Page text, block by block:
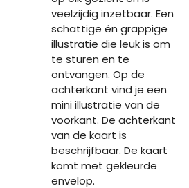
veelzijdig inzetbaar. Een
schattige én grappige
illustratie die leuk is om
te sturen en te
ontvangen. Op de
achterkant vind je een
mini illustratie van de
voorkant. De achterkant
van de kaart is
beschrijfbaar. De kaart
komt met gekleurde
envelop.